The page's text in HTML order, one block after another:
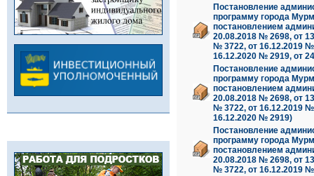
Постановление
программу города
постановлением
20.08.2018 № 2698, от
№ 3722, от 16.12.2019
16.12.2020 № 2919, от
Постановление
программу города
постановлением
20.08.2018 № 2698, от
№ 3722, от 16.12.2019
16.12.2020 № 2919)
Постановление
программу города
постановлением
20.08.2018 № 2698, от
№ 3722, от 16.12.2019